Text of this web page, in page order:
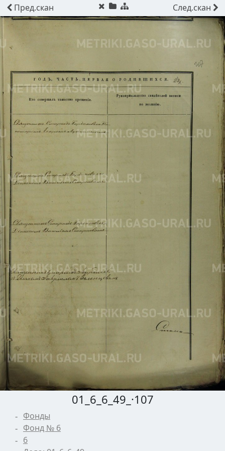
Пред.скан След.скан
01_6_6_49_·107
Фонды
Фонд № 6
6